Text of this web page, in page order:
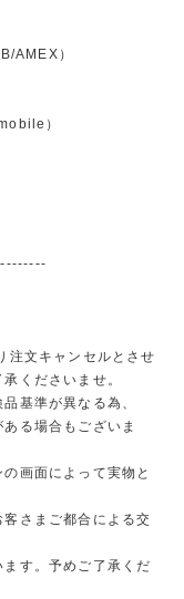
AMEX）
）
注文キャンセルとさせ
くださいませ。
基準が異なる為、
る場合もございま
画面によって実物と
さまご都合による交
す。予めご了承くだ